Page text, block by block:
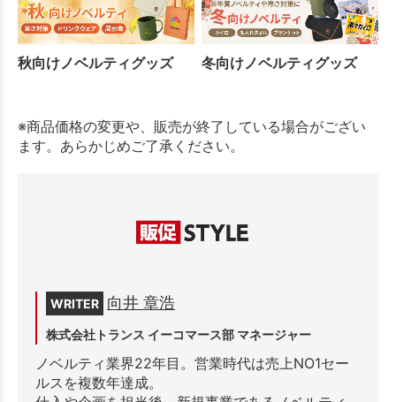
秋向けノベルティグッズ 冬向けノベルティグッズ
※商品価格の変更や、販売が終了している場合がござい
ます。あらかじめご了承ください。
WRITER 向井 章浩
株式会社トランス イーコマース部 マネージャー
ノベルティ業界22年目。営業時代は売上NO1セー
ルスを複数年達成。